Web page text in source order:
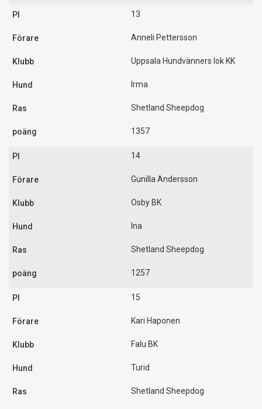
13
Anneli Pettersson
Uppsala Hundvänners lok KK
Irma
Shetland Sheepdog
1357
14
Gunilla Andersson
Osby BK
Ina
Shetland Sheepdog
1257
15
Kari Haponen
Falu BK
Turid
Shetland Sheepdog